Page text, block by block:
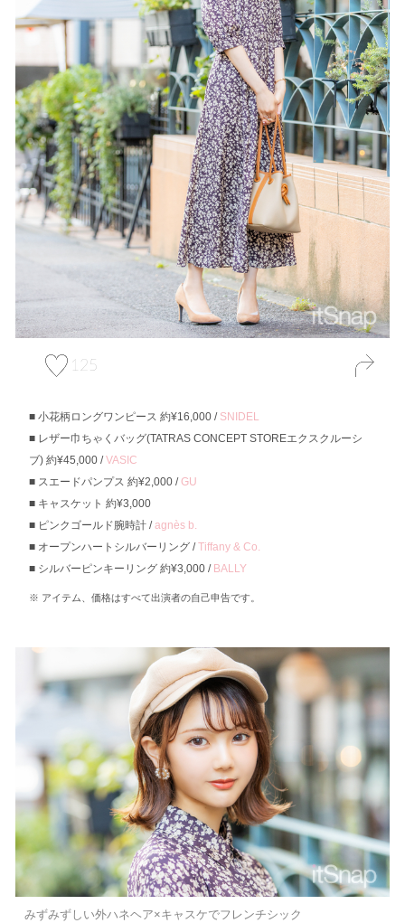
125
小花柄ロングワンピース 約¥16,000 / SNIDEL
レザー巾ちゃくバッグ(TATRAS CONCEPT STOREエクスクルーシ
ブ) 約¥45,000 /VASIC
スエードパンプス 約¥2,000 /GU
キャスケット 約¥3,000
ピンクゴールド腕時計 /agnès b.
オープンハートシルバーリング /Tiffany & Co.
シルバーピンキーリング 約¥3,000 / BALLY
アイテム、価格はすべて出演者の自己申告です。
みずみずしい外ハネヘア×キャスケでフレンチシック